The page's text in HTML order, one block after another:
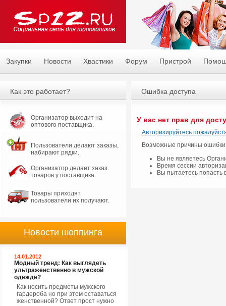
Закупки Новости Хвастики Форум Пристрой
Ошибка доступа
У вас нет прав для
Авторизируйтесь
Возможные причины
Вы не являетесь
Время сессии
Вы пытаетесь попасть
Как это работает?
Организатор выходит на
оптового поставщика.
Пользователи делают заказы,
набирают рядки.
Организатор делает заказ
товаров у поставщика.
Товары приходят
пользователи их получают.
Новости шоппинга
14.01.2012
Модный тренд: Как выглядеть
ультраженственно в мужской
одежде?
Как носить предметы мужского
гардероба но при этом оставаться
женственной? Ответ прост нужно